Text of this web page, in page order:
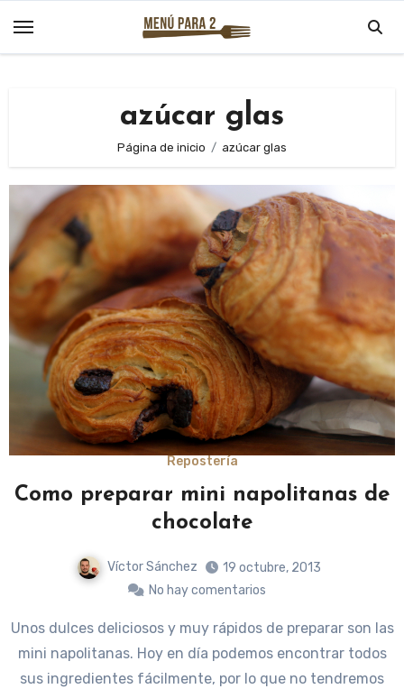
azúcar glas
Página de inicio azúcar glas
Repostería
Como preparar mini napolitanas de
chocolate
Víctor Sánchez
19 octubre, 2013
No hay comentarios
Unos dulces deliciosos y muy rápidos de preparar son las
mini napolitanas. Hoy en día podemos encontrar todos
sus ingredientes fácilmente, por lo que no tendremos